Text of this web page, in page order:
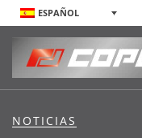
ESPAÑOL
NOTICIAS